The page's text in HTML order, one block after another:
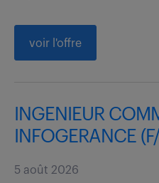
voir l'offre
INGENIEUR
INFOGERANCE
5 août 2026